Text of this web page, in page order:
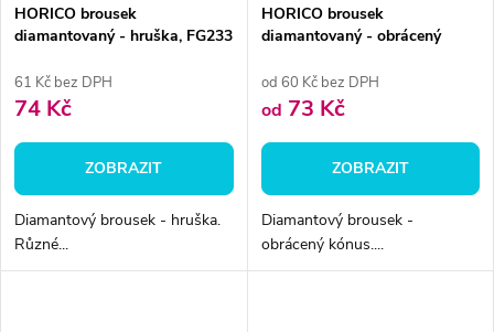
HORICO brousek
diamantovaný - hruška, FG233
61 Kč bez DPH
74 Kč
ZOBRAZIT
Diamantový brousek - hruška.
Různé...
HORICO brousek
diamantovaný - obrácený
od 60 Kč bez DPH
od 73 Kč
ZOBRAZIT
Diamantový brousek -
obrácený kónus....